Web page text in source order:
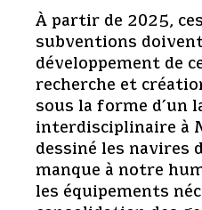
À partir de 2025,
subventions
développement de
recherche et
sous la forme d’un
interdisciplinaire à
dessiné les navires
manque à notre
les équipements